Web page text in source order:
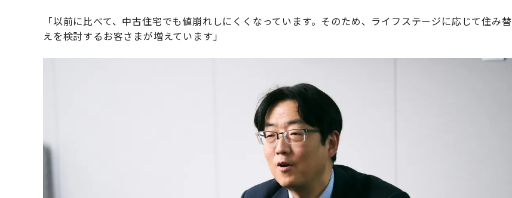
「以前に比べて、中古住宅でも値崩れしにくくなっています。そのため、ライフステージに応じて住み替
えを検討するお客さまが増えています」